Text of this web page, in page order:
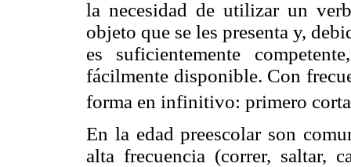
la necesidad de utilizar un
objeto que se les presenta y,
es suficientemente
fácilmente disponible. Con
forma en infinitivo: primero
En la edad preescolar son
alta frecuencia (correr, saltar,